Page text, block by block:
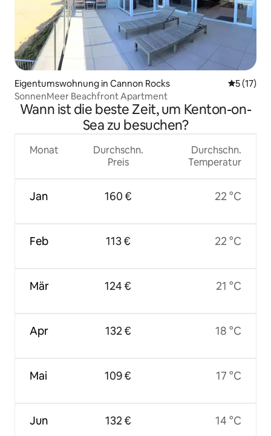
Eigentumswohnung in Cannon Rocks
5 (17)
SonnenMeer Beachfront Apartment
Wann ist die beste Zeit, um Kenton-on-
Sea zu besuchen?
Monat
Jan
Feb
Mär
Apr
Mai
Jun
Durchschn.
Preis
160 €
113 €
124 €
132 €
109 €
132 €
Durchschn.
Temperatur
22 °C
22 °C
21 °C
18 °C
17 °C
14 °C